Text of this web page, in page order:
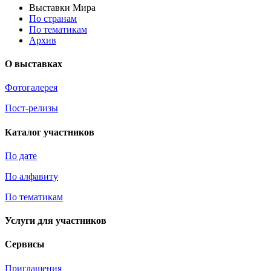
Выставки Мира
По странам
По тематикам
Архив
О выставках
Фотогалерея
Пост-релизы
Каталог участников
По дате
По алфавиту
По тематикам
Услуги для участников
Сервисы
Приглашения